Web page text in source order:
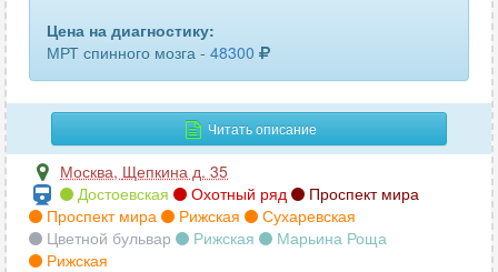
Цена на диагностику:
МРТ спинного мозга - 48300
Читать описание
Москва, Щепкина д. 35
Достоевская
Охотный ряд
Проспект мира
Проспект мира
Рижская
Сухаревская
Цветной бульвар
Рижская
Марьина Роща
Рижская